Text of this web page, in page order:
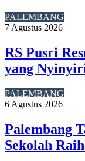
PALEMBANG
7 Agustus 2026
RS Pusri
yang
PALEMBANG
6 Agustus 2026
Palembang
Sekolah